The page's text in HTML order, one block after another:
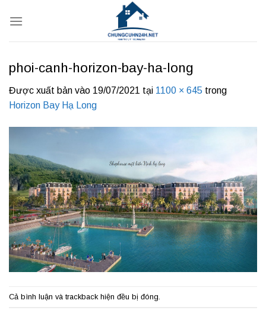
qua
phoi-canh-horizon-bay-ha-long
Được xuất bản vào 19/07/2021 tại 1100 × 645 trong
Horizon Bay Hạ Long
Cả bình luận và trackback hiện đều bị đóng.